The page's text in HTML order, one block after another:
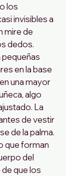
los
invisibles a
mire de
dedos.
pequeñas
en la base
una mayor
algo
La
de vestir
de la palma.
que forman
del
que los